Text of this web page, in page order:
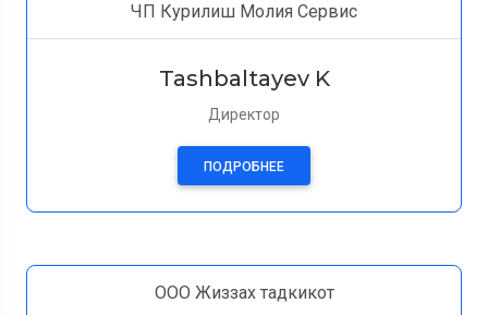
ЧП Курилиш Молия Сервис
Tashbaltayev K
Директор
ПОДРОБНЕЕ
ООО Жиззах тадкикот